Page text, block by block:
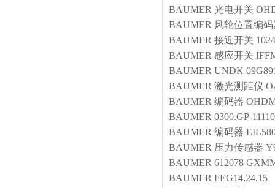
BAUMER 光电开关
BAUMER 风轮位置编
BAUMER 接近开关
BAUMER 感应开关
BAUMER UNDK
BAUMER 激光测距仪
BAUMER 编码器
BAUMER 0300.GP-
BAUMER 编码器
BAUMER 压力传感器
BAUMER 612078
BAUMER FEG14.24.15